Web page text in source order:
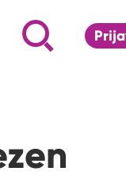
Iskalnik za iskanje
Napiši, kaj te
S klikom na